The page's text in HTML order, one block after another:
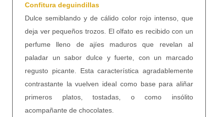
Confitura deguindillas
Dulce semiblando y de cálido color rojo intenso, que
deja ver pequeños trozos. El olfato es recibido con un
perfume lleno de ajíes maduros que revelan al
paladar un sabor dulce y fuerte, con un marcado
regusto picante. Esta característica agradablemente
contrastante la vuelven ideal como base para aliñar
primeros platos, tostadas, o como insólito
acompañante de chocolates.